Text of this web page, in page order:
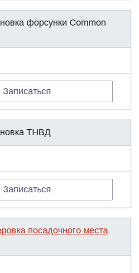
форсунки Common
Записаться
ТНВД
Записаться
посадочного места